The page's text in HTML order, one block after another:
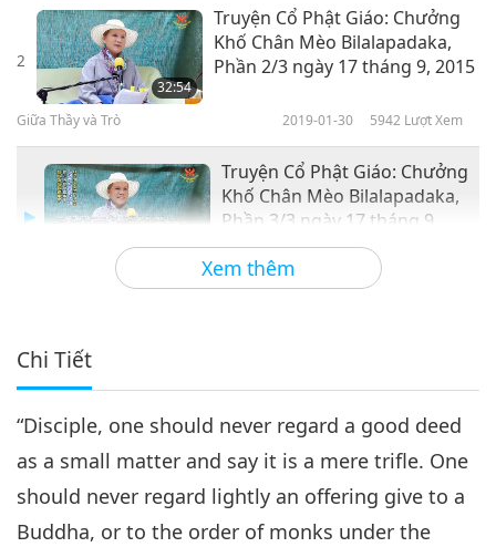
Xem thêm
2
32:54
Truyện Cổ Phật Giáo: Chưởng
Khố Chân Mèo Bilalapadaka,
Phần 2/3 ngày 17 tháng 9, 2015
Giữa Thầy và Trò 2019-01-30 5942 Lượt Xem
Truyện Cổ Phật Giáo: Chưởng
Khố Chân Mèo Bilalapadaka,
Phần 3/3 ngày 17 tháng 9,
2015
Giữa Thầy và Trò 2019-01-31 6218
Chi Tiết
“Disciple, one should never regard a good deed
as a small matter and say it is a mere trifle. One
should never regard lightly an offering give to a
Buddha, or to the order of monks under the